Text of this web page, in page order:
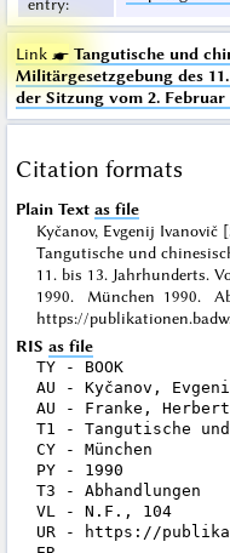
Link ☛ Tangutische und
Militärgesetzgebung des
der Sitzung vom 2. Februar
Citation formats
Plain Text as file
Kyčanov, Evgenij Ivanovič
Tangutische und
11. bis 13. Jahrhunderts.
1990. München 1990.
https://
RIS as file
TY - BOOK
AU - Kyčanov,
AU - Franke,
T1 - Tangutische
CY - München
PY - 1990
T3 - Abhandlungen
VL - N.F., 104
UR - https://